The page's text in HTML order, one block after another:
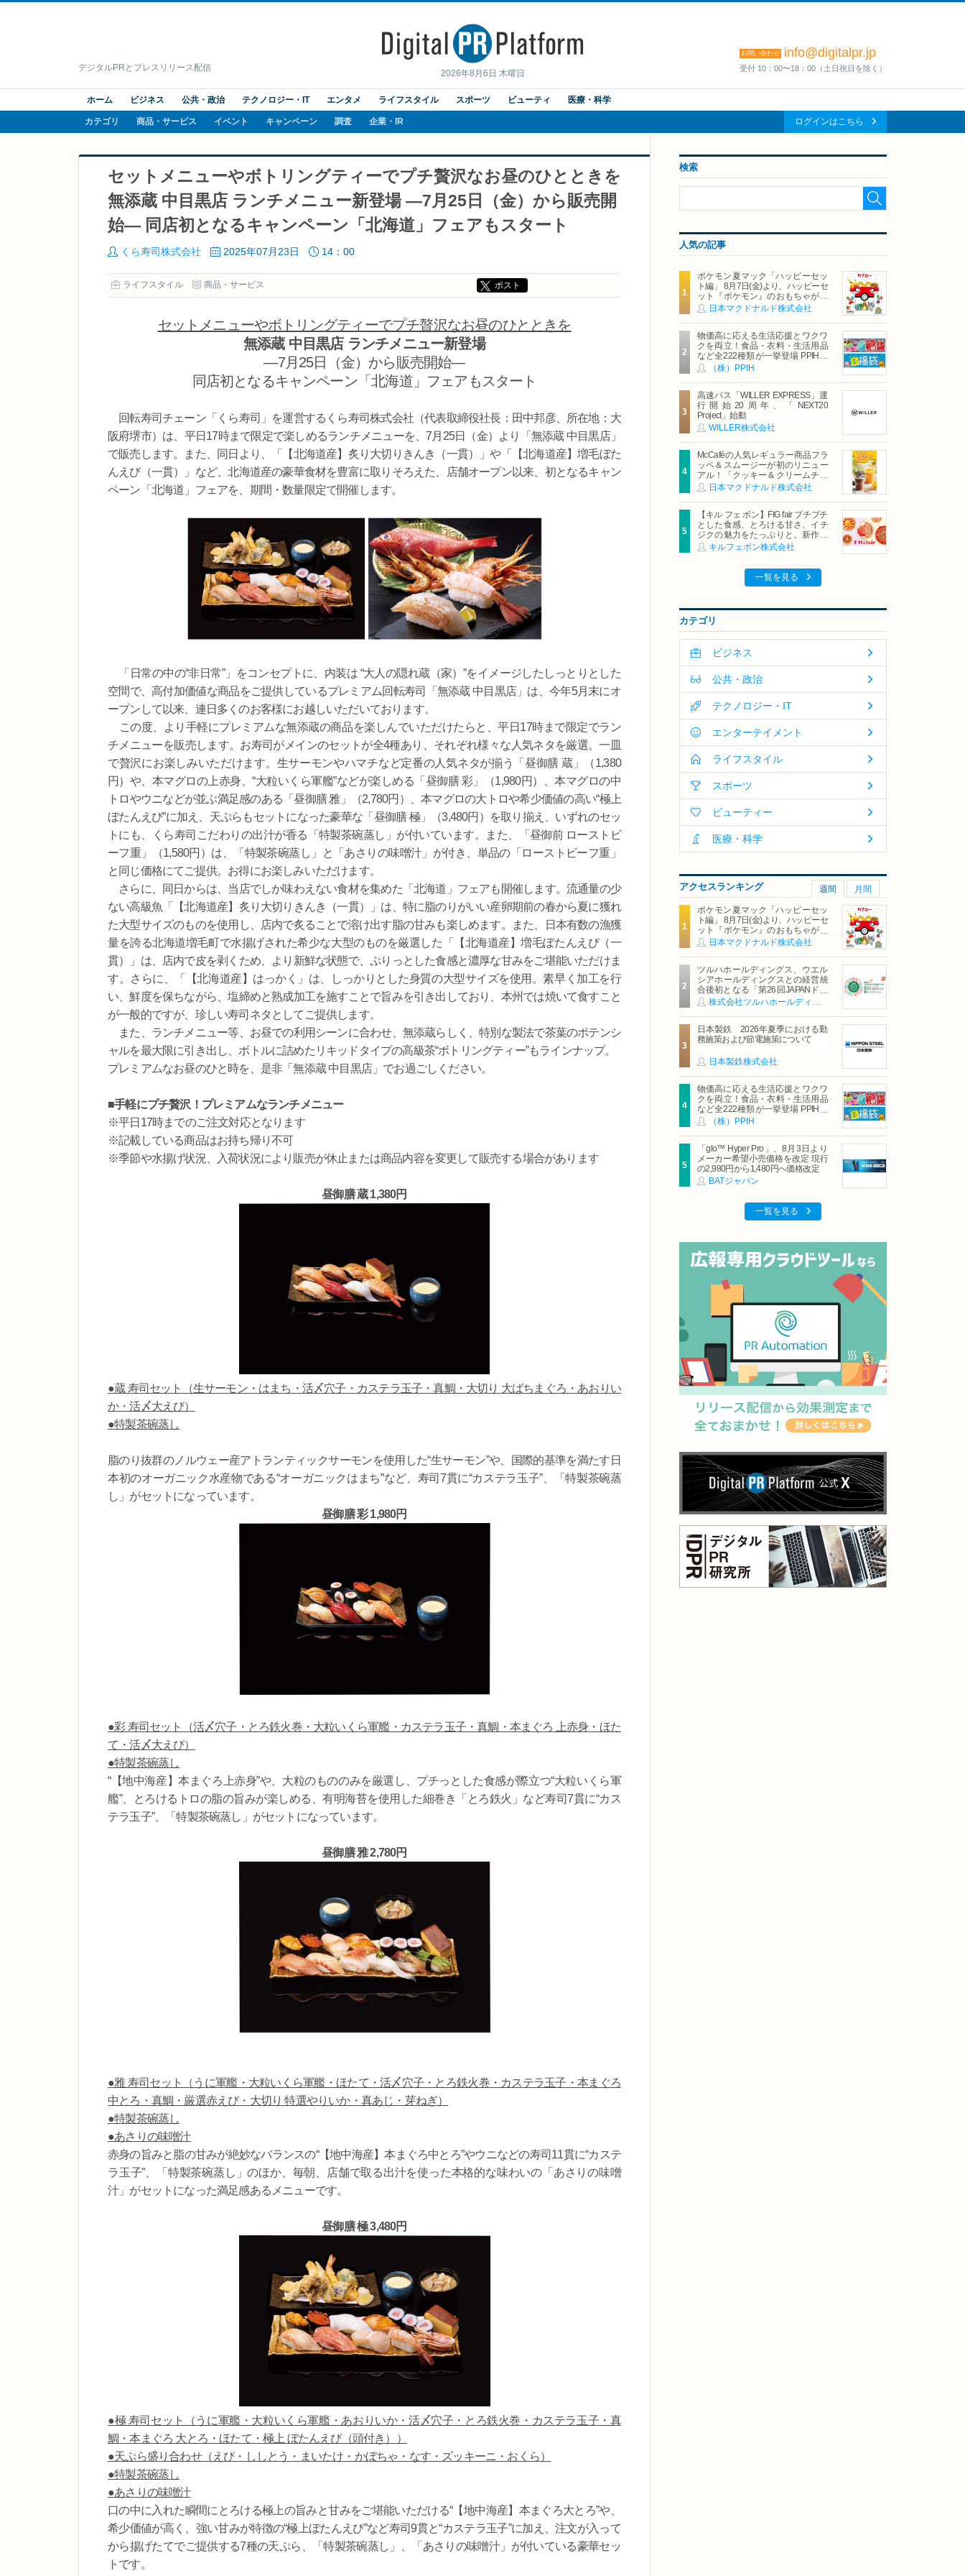
2026年8月6日 木曜日
デジタルPRとプレスリリース配信
お問い合わせ info@digitalpr.jp
受付 10：00〜18：00（土日祝日を除く）
ホーム ビジネス 公共・政治 テクノロジー・IT エンタメ ライフスタイル スポーツ ビューティ 医療・科学
カテゴリ 商品・サービス イベント キャンペーン 調査 企業・IR ログインはこちら
セットメニューやボトリングティーでプチ贅沢なお昼のひとときを
無添蔵 中目黒店 ランチメニュー新登場 ―7月25日（金）から販売開
始― 同店初となるキャンペーン「北海道」フェアもスタート
くら寿司株式会社 2025年07月23日 14：00
ライフスタイル 商品・サービス ポスト
セットメニューやボトリングティーでプチ贅沢なお昼のひとときを
無添蔵 中目黒店 ランチメニュー新登場
―7月25日（金）から販売開始―
同店初となるキャンペーン「北海道」フェアもスタート
回転寿司チェーン「くら寿司」を運営するくら寿司株式会社（代表取締役社長：田中邦彦、所在地：大
阪府堺市）は、平日17時まで限定で楽しめるランチメニューを、7月25日（金）より「無添蔵 中目黒店」
で販売します。また、同日より、「【北海道産】炙り大切りきんき（一貫）」や「【北海道産】増毛ぼた
んえび（一貫）」など、北海道産の豪華食材を豊富に取りそろえた、店舗オープン以来、初となるキャン
ペーン「北海道」フェアを、期間・数量限定で開催します。
「日常の中の“非日常”」をコンセプトに、内装は “大人の隠れ蔵（家）”をイメージしたしっとりとした
空間で、高付加価値な商品をご提供しているプレミアム回転寿司「無添蔵 中目黒店」は、今年5月末にオ
ープンして以来、連日多くのお客様にお越しいただいております。
この度、より手軽にプレミアムな無添蔵の商品を楽しんでいただけたらと、平日17時まで限定でラン
チメニューを販売します。お寿司がメインのセットが全4種あり、それぞれ様々な人気ネタを厳選。一皿
で贅沢にお楽しみいただけます。生サーモンやハマチなど定番の人気ネタが揃う「昼御膳 蔵」（1,380
円）や、本マグロの上赤身、“大粒いくら軍艦”などが楽しめる「昼御膳 彩」（1,980円）、本マグロの中
トロやウニなどが並ぶ満足感のある「昼御膳 雅」（2,780円）、本マグロの大トロや希少価値の高い“極上
ぼたんえび”に加え、天ぷらもセットになった豪華な「昼御膳 極」（3,480円）を取り揃え、いずれのセッ
トにも、くら寿司こだわりの出汁が香る「特製茶碗蒸し」が付いています。また、「昼御前 ローストビ
ーフ重」（1,580円）は、「特製茶碗蒸し」と「あさりの味噌汁」が付き、単品の「ローストビーフ重」
と同じ価格にてご提供。お得にお楽しみいただけます。
さらに、同日からは、当店でしか味わえない食材を集めた「北海道」フェアも開催します。流通量の少
ない高級魚「【北海道産】炙り大切りきんき（一貫）」は、特に脂のりがいい産卵期前の春から夏に獲れ
た大型サイズのものを使用し、店内で炙ることで溶け出す脂の甘みも楽しめます。また、日本有数の漁獲
量を誇る北海道増毛町で水揚げされた希少な大型のものを厳選した「【北海道産】増毛ぼたんえび（一
貫）」は、店内で皮を剥くため、より新鮮な状態で、ぷりっとした食感と濃厚な甘みをご堪能いただけま
す。さらに、「【北海道産】はっかく」は、しっかりとした身質の大型サイズを使用。素早く加工を行
い、鮮度を保ちながら、塩締めと熟成加工を施すことで旨みを引き出しており、本州では焼いて食すこと
が一般的ですが、珍しい寿司ネタとしてご提供します。
また、ランチメニュー等、お昼での利用シーンに合わせ、無添蔵らしく、特別な製法で茶葉のポテンシ
ャルを最大限に引き出し、ボトルに詰めたリキッドタイプの高級茶“ボトリングティー”もラインナップ。
プレミアムなお昼のひと時を、是非「無添蔵 中目黒店」でお過ごしください。
■手軽にプチ贅沢！プレミアムなランチメニュー
※平日17時までのご注文対応となります
※記載している商品はお持ち帰り不可
※季節や水揚げ状況、入荷状況により販売が休止または商品内容を変更して販売する場合があります
昼御膳 蔵 1,380円
●蔵 寿司セット（生サーモン・はまち・活〆穴子・カステラ玉子・真鯛・大切り 大ばちまぐろ・ あおりい
か・活〆大えび）
●特製茶碗蒸し
脂のり抜群のノルウェー産アトランティックサーモンを使用した“生サーモン”や、国際的基準を満たす日
本初のオーガニック水産物である“オーガニックはまち”など、寿司7貫に“カステラ玉子”、「特製茶碗蒸
し」がセットになっています。
昼御膳 彩 1,980円
●彩 寿司セット（活〆穴子・とろ鉄火巻・大粒いくら軍艦・カステラ玉子・真鯛・本まぐろ 上赤身・ほた
て・活〆大えび）
●特製茶碗蒸し
“【地中海産】本まぐろ上赤身”や、大粒のもののみを厳選し、プチっとした食感が際立つ“大粒いくら軍
艦”、とろけるトロの脂の旨みが楽しめる、有明海苔を使用した細巻き「とろ鉄火」など寿司7貫に“カス
テラ玉子”、「特製茶碗蒸し」がセットになっています。
昼御膳 雅 2,780円
●雅 寿司セット（うに軍艦・大粒いくら軍艦・ほたて・活〆穴子・とろ鉄火巻・カステラ玉子・本まぐろ
中とろ・真鯛・厳選赤えび・大切り 特選やりいか・真あじ・芽ねぎ）
●特製茶碗蒸し
●あさりの味噌汁
赤身の旨みと脂の甘みが絶妙なバランスの“【地中海産】本まぐろ中とろ”やウニなどの寿司11貫に“カステ
ラ玉子”、「特製茶碗蒸し」のほか、毎朝、店舗で取る出汁を使った本格的な味わいの「あさりの味噌
汁」がセットになった満足感あるメニューです。
昼御膳 極 3,480円
●極 寿司セット（うに軍艦・大粒いくら軍艦・あおりいか・活〆穴子・とろ鉄火巻・カステラ玉子・真
鯛・本まぐろ 大とろ・ほたて・極上 ぼたんえび（頭付き））
●天ぷら盛り合わせ（えび・ししとう・まいたけ・かぼちゃ・なす・ズッキーニ・おくら）
●特製茶碗蒸し
●あさりの味噌汁
口の中に入れた瞬間にとろける極上の旨みと甘みをご堪能いただける“【地中海産】本まぐろ大とろ”や、
希少価値が高く、強い甘みが特徴の“極上ぼたんえび”など寿司9貫と“カステラ玉子”に加え、注文が入って
から揚げたてでご提供する7種の天ぷら、「特製茶碗蒸し」、「あさりの味噌汁」が付いている豪華セッ
トです。
検索
人気の記事
ポケモン夏マック「ハッピーセッ
ト編」 8月7日(金)より、ハッピーセ
ット『ポケモン』のおもちゃが期
間限定登場
日本マクドナルド株式会社
物価高に応える生活応援とワクワ
クを両立！食品・衣料・生活用品
など全222種類が一挙登場 PPIHグ
ループ「夏福袋」＆セール 8月6日
(木)より順次スタート
（株）PPIH
高速バス「WILLER EXPRESS」運
行開始20周年、「NEXT20
Project」始動
WILLER株式会社
McCaféの人気レギュラー商品フラ
ッペ＆スムージーが初のリニュー
アル！「クッキー＆クリームチョ
コフラッペ」「マンゴースムージ
ー」8月5日（水）から販売開始
日本マクドナルド株式会社
【キル フェ ボン】FIG fair プチプチ
とした食感、とろける甘さ、イチ
ジクの魅力をたっぷりと。新作を
含め、イチジク尽くしの全4種が登
場8月20日（木）スタート
キルフェボン株式会社
一覧を見る
カテゴリ
ビジネス
公共・政治
テクノロジー・IT
エンターテイメント
ライフスタイル
スポーツ
ビューティー
医療・科学
アクセスランキング 週間 月間
ポケモン夏マック「ハッピーセッ
ト編」 8月7日(金)より、ハッピーセ
ット『ポケモン』のおもちゃが期
間限定登場
日本マクドナルド株式会社
ツルハホールディングス、ウエル
シアホールディングスとの経営統
合後初となる「第26回JAPANドラ
ッグストアショー」に出展
株式会社ツルハホールディングス
日本製鉄 2026年夏季における勤
務施策および節電施策について
日本製鉄株式会社
物価高に応える生活応援とワクワ
クを両立！食品・衣料・生活用品
など全222種類が一挙登場 PPIHグ
ループ「夏福袋」＆セール 8月6日
（株）PPIH
「glo™ Hyper Pro」、8月3日より
メーカー希望小売価格を改定 現行
の2,980円から1,480円へ価格改定
BATジャパン
一覧を見る